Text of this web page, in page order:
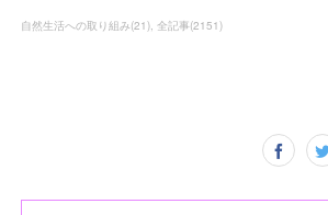
自然生活への取り組み(21) 全記事(2151)